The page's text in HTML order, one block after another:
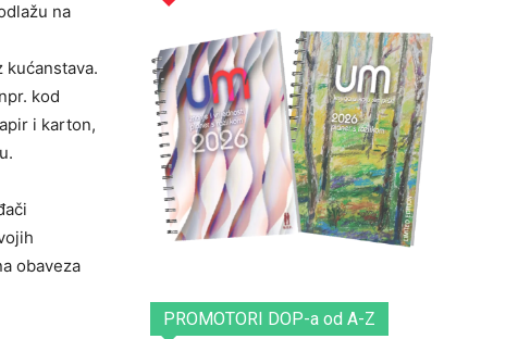
na
kod
i karton,
obaveza
PROMOTORI DOP-a od A-Z